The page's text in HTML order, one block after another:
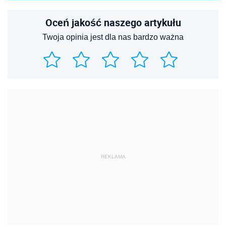
Oceń jakość naszego artykułu
Twoja opinia jest dla nas bardzo ważna
REKLAMA